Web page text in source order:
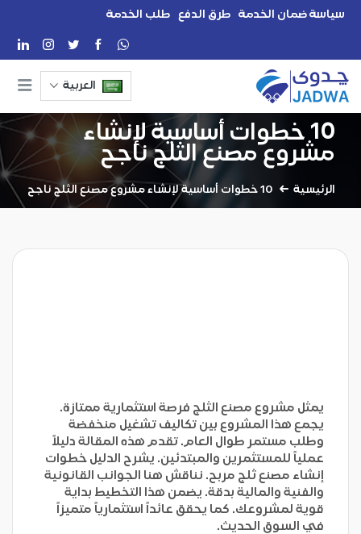
سياسة ضمان الخدمة طرق الدفع طلب الخدمة
العربية
10 خطوات أساسية لإنشاء
مشروع مصنع الثلج ناجح
الرئيسية 10 خطوات أساسية لإنشاء مشروع مصنع الثلج ناجح
يمثل مشروع مصنع الثلج فرصة استثمارية ممتازة.
يجمع هذا المشروع بين تكاليف تشغيل منخفضة
وطلب مستمر طوال العام. تقدم هذه المقالة دليلاً
عملياً للمستثمرين والمبتدئين. يشرح الدليل خطوات
إنشاء مصنع ثلج مربح. نناقش هنا الجوانب القانونية
والفنية والمالية بدقة. يضمن هذا التخطيط بداية
قوية لمشروعك. كما يحقق عائداً استثمارياً متميزاً
في السوق الحديث.